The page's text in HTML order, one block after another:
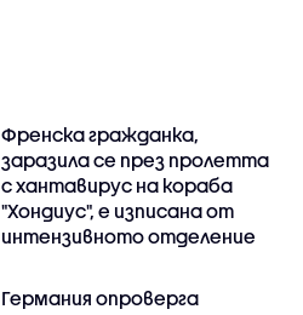
Френска гражданка,
заразила се през пролетта
с хантавирус на кораба
"Хондиус", е изписана от
интензивното отделение
Германия опроверга